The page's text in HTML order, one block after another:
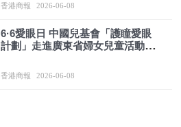
香港商報 2026-06-08
6·6愛眼日 中國兒基會「護瞳愛眼
計劃」走進廣東省婦女兒童活動中
香港商報 2026-06-08